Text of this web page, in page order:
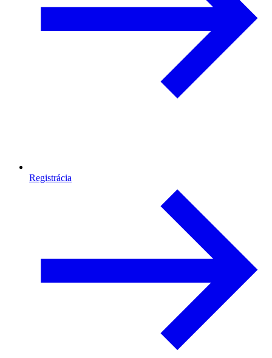
Registrácia